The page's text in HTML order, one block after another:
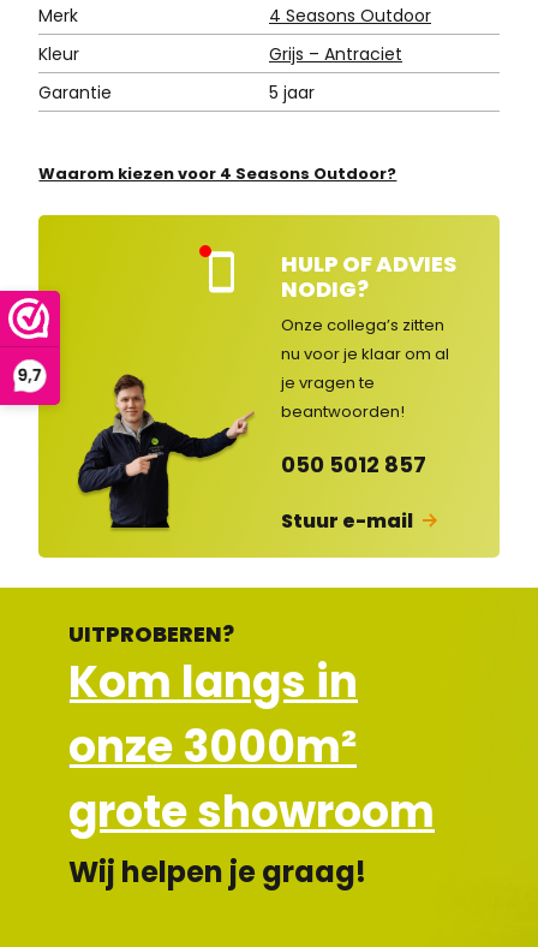
Merk
4 Seasons Outdoor
Kleur
Grijs – Antraciet
Garantie
5 jaar
Waarom kiezen voor 4 Seasons Outdoor?
nte
en
HULP OF ADVIES
NODIG?
Onze collega’s zitten
nu voor je klaar om al
je vragen te
beantwoorden!
050 5012 857
Stuur e-mail
UITPROBEREN?
Kom langs in
onze 3000m²
grote showroom
Wij helpen je graag!